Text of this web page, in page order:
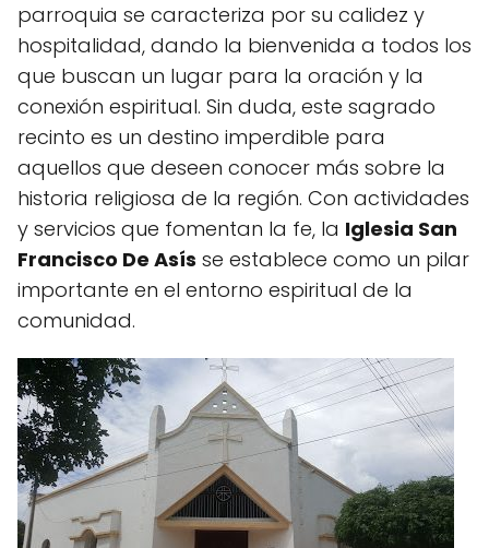
parroquia se caracteriza por su calidez y
hospitalidad, dando la bienvenida a todos los
que buscan un lugar para la oración y la
conexión espiritual. Sin duda, este sagrado
recinto es un destino imperdible para
aquellos que deseen conocer más sobre la
historia religiosa de la región. Con actividades
y servicios que fomentan la fe, la Iglesia San
Francisco De Asís se establece como un pilar
importante en el entorno espiritual de la
comunidad.